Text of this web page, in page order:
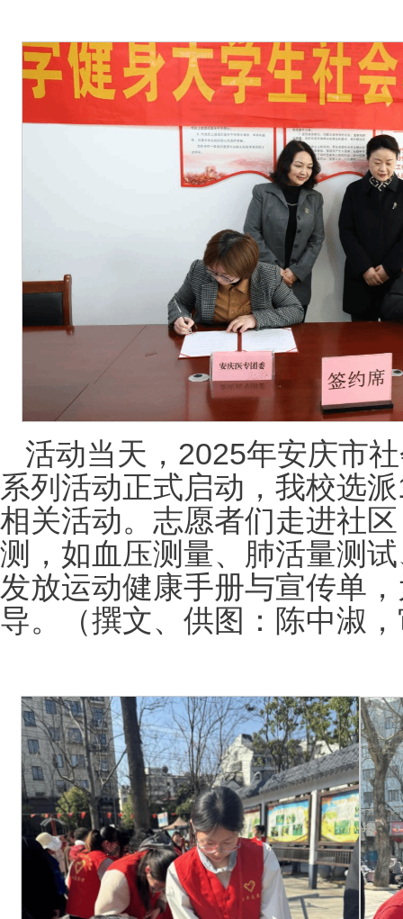
活动当天，2025年安庆市
系列活动正式启动，我校选
相关活动。志愿者们走进社
测，如血压测量、肺活量测
发放运动健康手册与宣传单
导。（撰文、供图：陈中淑